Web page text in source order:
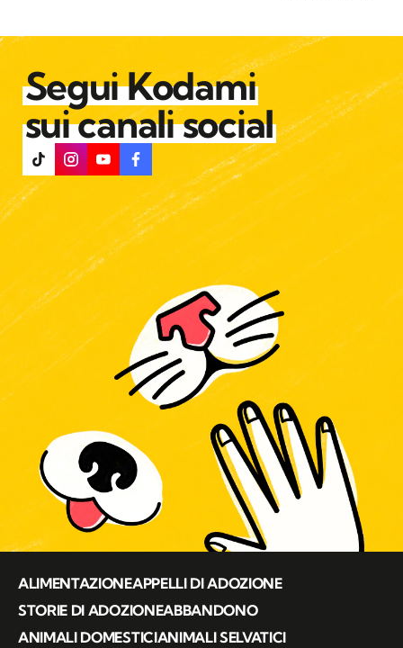
Segui Kodami
sui canali social
ALIMENTAZIONEAPPELLI DI ADOZIONE
STORIE DI ADOZIONEABBANDONO
ANIMALI DOMESTICIANIMALI SELVATICI